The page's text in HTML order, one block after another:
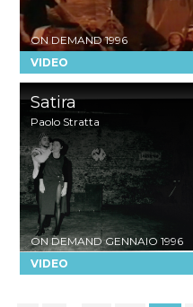
ON DEMAND 1996
VIDEO
Satira
Paolo Stratta
ON DEMAND GENNAIO 1996
VIDEO